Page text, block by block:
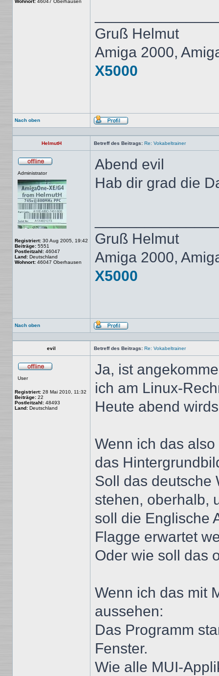
Wohnort: 46047 Oberhausen
Gruß Helmut
Amiga 2000,
X5000
Nach oben
Profil
HelmutH Betreff des Beitrags: Re: Vokabeltrainer
Administrator
Registriert: 30 Aug 2005, 19:42
Beiträge: 5551
Postleitzahl: 46047
Land: Deutschland
Wohnort: 46047 Oberhausen
Abend evil
Hab dir grad die
Gruß Helmut
Amiga 2000,
X5000
Nach oben
Profil
evil Betreff des Beitrags: Re: Vokabeltrainer
User
Registriert: 28 Mai 2010, 11:32
Beiträge: 22
Postleitzahl: 48493
Land: Deutschland
Ja, ist
ich am Linux-
Heute abend
Wenn ich das
das
Soll das deutsche
stehen, oberhalb,
soll die Englische
Flagge erwartet
Oder wie soll das
Wenn ich das mit
aussehen:
Das Programm
Fenster.
Wie alle MUI-